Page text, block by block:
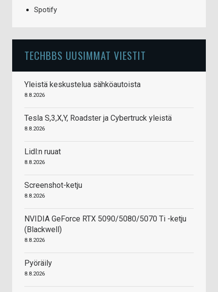
Spotify
TECHBBS UUSIMMAT VIESTIT
Yleistä keskustelua sähköautoista
8.8.2026
Tesla S,3,X,Y, Roadster ja Cybertruck yleistä
8.8.2026
Lidl:n ruuat
8.8.2026
Screenshot-ketju
8.8.2026
NVIDIA GeForce RTX 5090/5080/5070 Ti -ketju
(Blackwell)
8.8.2026
Pyöräily
8.8.2026